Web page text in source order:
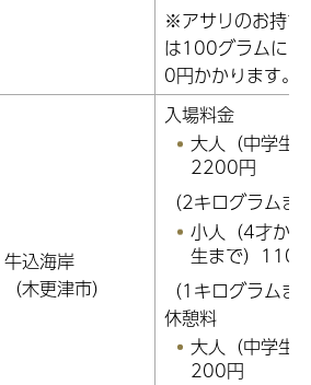
※アサリのお持ち
は100グラムに
0円かかります。
牛込海岸
（木更津市）
入場料金
大人（中学生
2200円
（2キログラムま
小人（4才か
生まで）
（1キログラムま
休憩料
大人（中学生
200円